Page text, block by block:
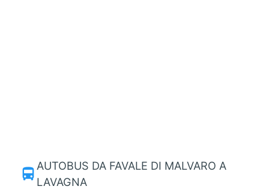
directions_bus AUTOBUS DA FAVALE DI MALVARO A
LAVAGNA